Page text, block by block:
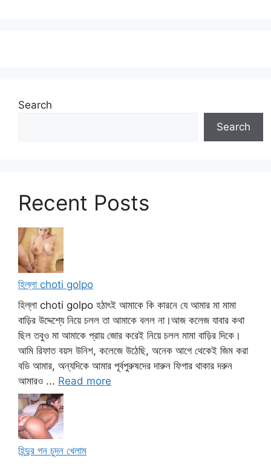
Search
Search
Recent Posts
হিল্লা choti golpo
হিল্লা choti golpo হঠাৎই আমাকে কি কারনে যে আমার মা মামা
বাড়ির উদ্দেশ্যে নিয়ে চলল তা আমাকে বলল না।আজ কলেজ যাবার কথা
ছিল তবুও মা আমাকে প্রায় জোর করেই নিয়ে চলল মামা বাড়ির দিকে।
আমি রিফাত বয়স উনিশ, কলেজে উঠেছি, অনেক আগে থেকেই জিম করা
বডি আমার, অন্যদিকে আমার পূর্বপুরুষদের দারুন ফিগার থাকার দরুন
আমারও ... Read more
হিন্দুর গন চুদন খেলাম